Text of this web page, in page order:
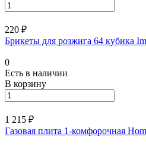
220 ₽
Брикеты для розжига 64 кубика
0
Есть в наличии
В корзину
1 215 ₽
Газовая плита 1-комфорочная